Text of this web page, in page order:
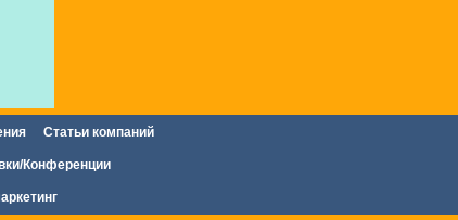
Статьи компаний
Конференции